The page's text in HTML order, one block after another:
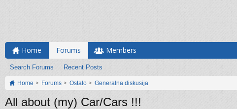
Home Forums
Search Forums Recent Posts
Members
Home Forums Ostalo Generalna diskusija
All about (my) Car/Cars !!!